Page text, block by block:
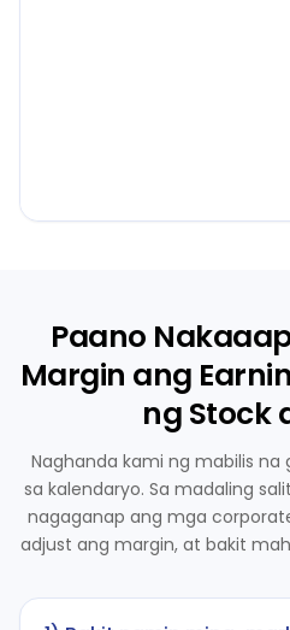
Paano
Margin ang
ng Stock
Naghanda kami ng mabilis
sa kalendaryo. Sa madaling
nagaganap ang mga
adjust ang margin, at bakit